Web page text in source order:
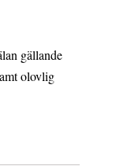
gällande
olovlig